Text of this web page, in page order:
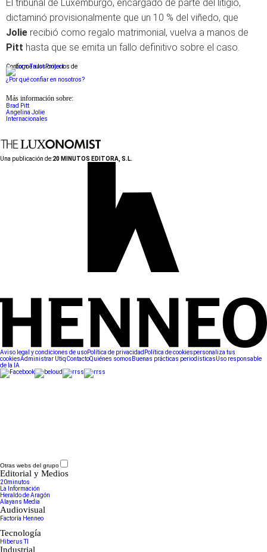
El tribunal de Luxemburgo, encargado de parte del litigio,
dictaminó provisionalmente que un 10 % del viñedo, que
Jolie recibió como regalo matrimonial, vuelva a manos de
Pitt hasta que se emita un fallo definitivo sobre el caso.
Conforme a los criterios de
¿Por qué confiar en nosotros?
Más información sobre:
Brad Pitt
Angelina Jolie
Internacionales
Una publicación de:20 MINUTOS EDITORA, S.L.
Aviso legal y condiciones de usoPolítica de privacidad Política de cookiespersonaliza tus
cookiesAdministrar UtiqContactoQuiénes somos Buenas prácticas periodísticasUso responsable
de la IA
Otras webs del grupo
Editorial y Medios
20minutos
La Información
Heraldo de Aragón
Alayans Media
Audiovisual
Factoría Henneo
Tecnología
Hiberus TI
Industrial